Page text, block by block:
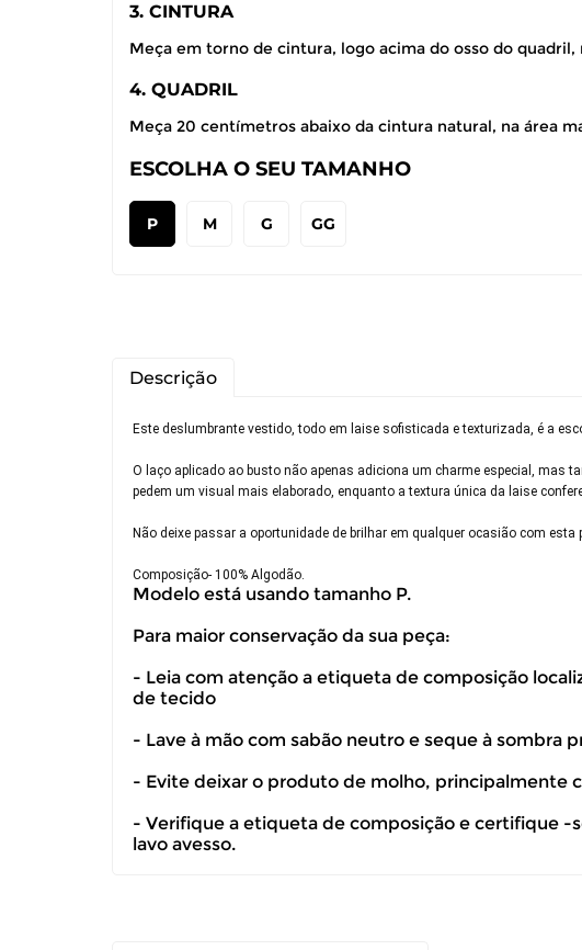
Você possui até 07
3. CINTURA
Meça em torno de cintura, logo acima do osso do
4. QUADRIL
Meça 20 centímetros abaixo da cintura natural, na área
ESCOLHA O SEU TAMANHO
P M G GG
Descrição
Este deslumbrante vestido, todo em laise sofisticada e texturizada, é a
O laço aplicado ao busto não apenas adiciona um charme especial, mas
pedem um visual mais elaborado, enquanto a textura única da laise
Não deixe passar a oportunidade de brilhar em qualquer ocasião com esta
Composição- 100% Algodão.
Modelo está usando tamanho P.
Para maior conservação da sua peça:
- Leia com atenção a etiqueta de composição
de tecido
- Lave à mão com sabão neutro e seque à sombra
- Evite deixar o produto de molho, principalmente
- Verifique a etiqueta de composição e certifique -
lavo avesso.